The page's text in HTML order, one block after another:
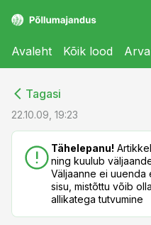
Avaleht Kõik lood
Tagasi
22.10.09, 19:23
Tähelepanu!
ning kuulub
Väljaanne ei uuenda
sisu, mistõttu võib
allikatega tutvumine